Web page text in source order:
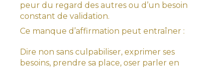
peur du regard des autres ou d’un besoin
constant de validation.
Ce manque d’affirmation peut entraîner :
Dire non sans culpabiliser, exprimer ses
besoins, prendre sa place, oser parler en